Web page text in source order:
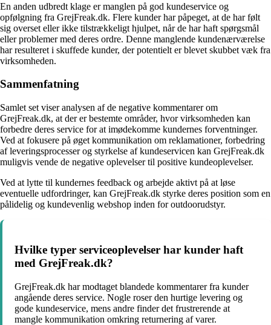
En anden udbredt klage er manglen på god kundeservice og
opfølgning fra GrejFreak.dk. Flere kunder har påpeget, at de har følt
sig overset eller ikke tilstrækkeligt hjulpet, når de har haft spørgsmål
eller problemer med deres ordre. Denne manglende kundenærværelse
har resulteret i skuffede kunder, der potentielt er blevet skubbet væk fra
virksomheden.
Sammenfatning
Samlet set viser analysen af de negative kommentarer om
GrejFreak.dk, at der er bestemte områder, hvor virksomheden kan
forbedre deres service for at imødekomme kundernes forventninger.
Ved at fokusere på øget kommunikation om reklamationer, forbedring
af leveringsprocesser og styrkelse af kundeservicen kan GrejFreak.dk
muligvis vende de negative oplevelser til positive kundeoplevelser.
Ved at lytte til kundernes feedback og arbejde aktivt på at løse
eventuelle udfordringer, kan GrejFreak.dk styrke deres position som en
pålidelig og kundevenlig webshop inden for outdoorudstyr.
Hvilke typer serviceoplevelser har kunder haft
med GrejFreak.dk?
GrejFreak.dk har modtaget blandede kommentarer fra kunder
angående deres service. Nogle roser den hurtige levering og
gode kundeservice, mens andre finder det frustrerende at
mangle kommunikation omkring returnering af varer.